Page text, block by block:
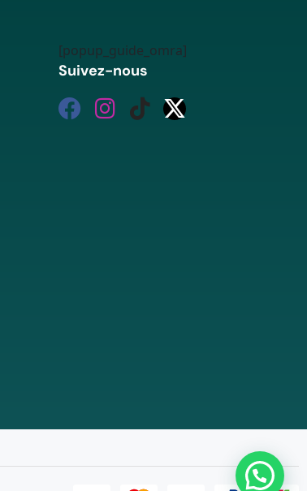
[popup_guide_omra]
Suivez-nous